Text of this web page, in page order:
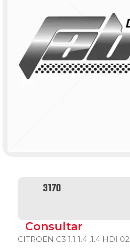
3170
Consultar
CITROEN C3 1.1 1.4 ,1.4 HDI 02